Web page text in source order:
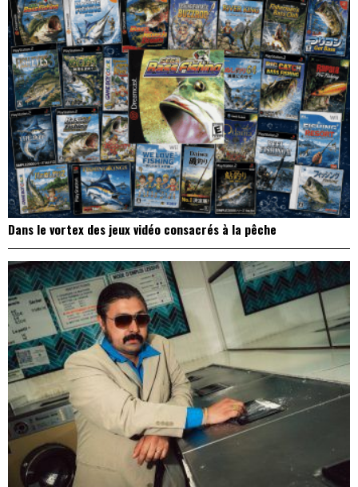
Dans le vortex des jeux vidéo consacrés à la pêche